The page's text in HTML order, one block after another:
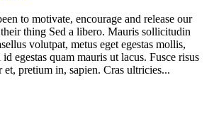
to motivate, encourage and release our
thing Sed a libero. Mauris sollicitudin
volutpat, metus eget egestas mollis,
egestas quam mauris ut lacus. Fusce risus
pretium in, sapien. Cras ultricies...